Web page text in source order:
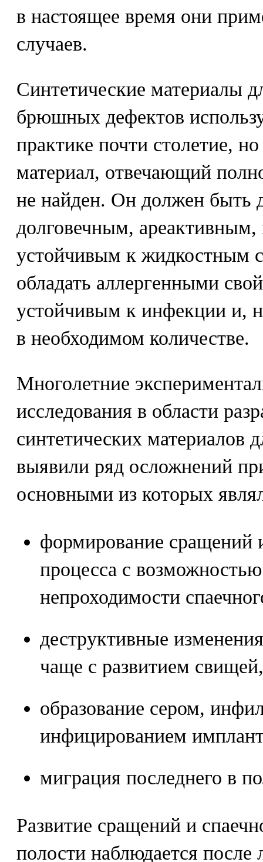
в настоящее время они
случаев.
Синтетические материалы
брюшных дефектов
практике почти столетие,
материал, отвечающий
не найден. Он должен быть
долговечным,
устойчивым к жидкостным
обладать аллергенными
устойчивым к инфекции и,
в необходимом количестве.
Многолетние
исследования в области
синтетических материалов
выявили ряд осложнений
основными из которых
формирование сращений
процесса с
непроходимости
деструктивные
чаще с развитием свищей,
образование сером,
инфицированием
миграция последнего в
Развитие сращений и
полости наблюдается после